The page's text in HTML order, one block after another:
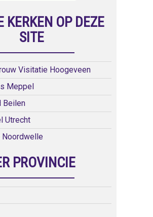
KERKEN OP DEZE
SITE
Visitatie Hoogeveen
Meppel
Beilen
Utrecht
Noordwelle
PROVINCIE